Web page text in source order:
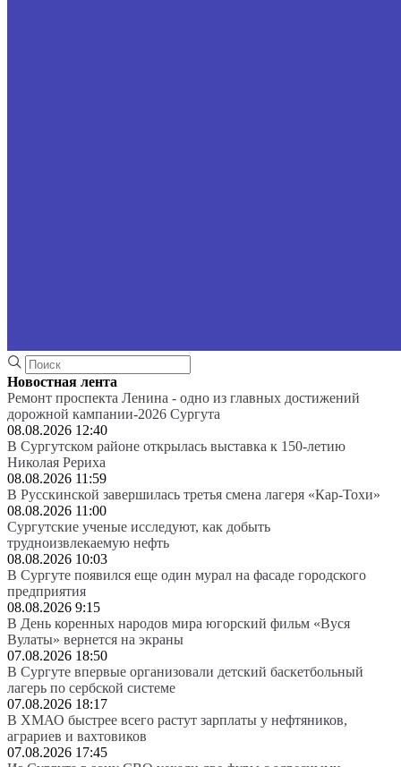
Новостная лента
Ремонт проспекта Ленина - одно из главных достижений
дорожной кампании-2026 Сургута
08.08.2026 12:40
В Сургутском районе открылась выставка к 150-летию
Николая Рериха
08.08.2026 11:59
В Русскинской завершилась третья смена лагеря «Кар-Тохи»
08.08.2026 11:00
Сургутские ученые исследуют, как добыть
трудноизвлекаемую нефть
08.08.2026 10:03
В Сургуте появился еще один мурал на фасаде городского
предприятия
08.08.2026 9:15
В День коренных народов мира югорский фильм «Вуся
Вулаты» вернется на экраны
07.08.2026 18:50
В Сургуте впервые организовали детский баскетбольный
лагерь по сербской системе
07.08.2026 18:17
В ХМАО быстрее всего растут зарплаты у нефтяников,
аграриев и вахтовиков
07.08.2026 17:45